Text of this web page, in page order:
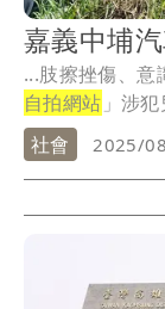
嘉義中埔
自拍網站 」涉
社會
2025/